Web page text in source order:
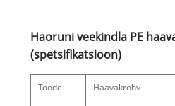
Haoruni veekindla PE
(spetsifikatsioon)
Toode Haavakrohv